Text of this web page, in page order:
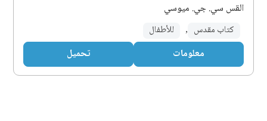
القس سي. جي. ميوسي
كتاب مقدس , للأطفال
معلومات تحميل